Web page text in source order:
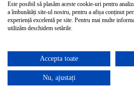
Este posibil să plasăm aceste cookie-uri pentru
a îmbunătăți site-ul nostru, pentru a afișa conținut
experiență excelentă pe site. Pentru mai multe
utilizăm deschidem setările.
Accepta toate
Nu, ajustați